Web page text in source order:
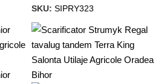
SKU: SIPRY323